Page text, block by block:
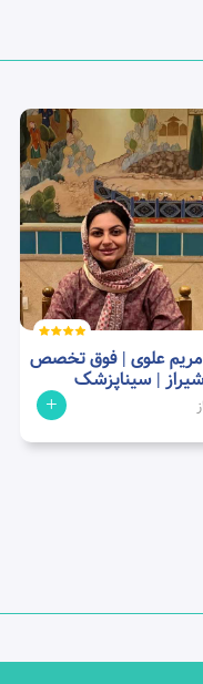
علوی | فوق تخصص
شیراز | سیناپزشک
+